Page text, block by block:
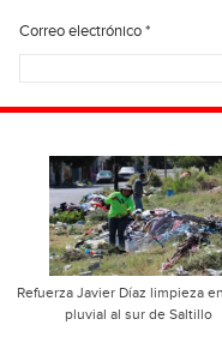
Correo electrónico*
Refuerza Javier Díaz limpieza
pluvial al sur de Saltillo